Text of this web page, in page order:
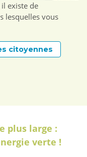
existe de
lesquelles vous
citoyennes
plus large :
verte !